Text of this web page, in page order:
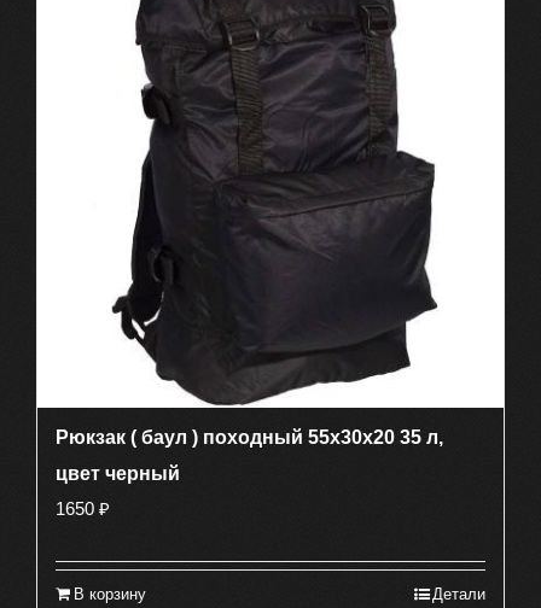
Рюкзак ( баул ) походный 55х30х20 35 л,
цвет черный
1650 ₽
В корзину Детали